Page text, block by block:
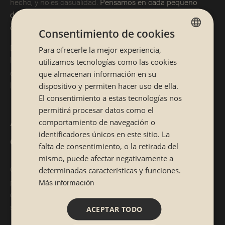
detalle para que te sientas cómodo, cuidado y como en
casa.
O, si es posible, mejor aún.
Desde la nota sorpresa que encontrarás en tu asiento hasta
los palillos perfectamente listos para usar o los edamames
que te servimos mientras decides qué te apetece probar de
la
carta Sibuya. ¡Aquí todo es omotenashi!
Adelantarse a las necesidades del
cliente
Que no tengas que preguntartecómo coger los palillos
porque ya te han traído un tenedor. Que el camarero sepa
que estás pensando en el postre antes de que tú mismo lo
sepas.
Que el ritmo del servicio acompañe tu momento.
CATALÁN
Consentimiento de cookies
Para ofrecerle la mejor experiencia,
utilizamos tecnologías como las cookies
que almacenan información en su
dispositivo y permiten hacer uso de ella.
El consentimiento a estas tecnologías nos
permitirá procesar datos como el
comportamiento de navegación o
identificadores únicos en este sitio. La
falta de consentimiento, o la retirada del
mismo, puede afectar negativamente a
determinadas características y funciones.
Más información
ACEPTAR TODO